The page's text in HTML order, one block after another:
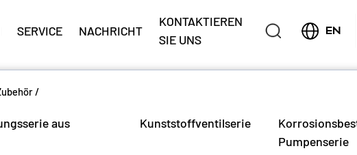
SERVICE NACHRICHT
KONTAKTIEREN
SIE UNS
EN
/
aus
Kunststoffventilserie
Pumpenserie